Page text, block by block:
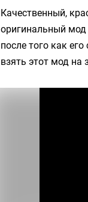
Качественный,
оригинальный
после того как
взять этот мод на